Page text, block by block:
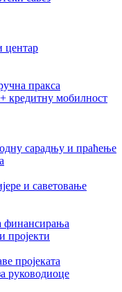
центар
пракса
кредитну мобилност
сарадњу и праћење
и саветовање
финансирања
пројекти
пројеката
руководиоце